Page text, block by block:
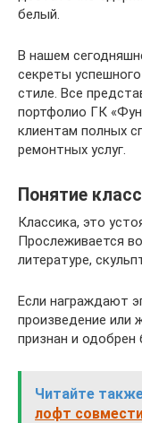
белый.
В нашем
секреты
стиле. Все
портфолио ГК
клиентам полных
ремонтных услуг.
Понятие
Классика, это
Прослеживается
литературе,
Если награждают
произведение или
признан и
Читайте
лофт